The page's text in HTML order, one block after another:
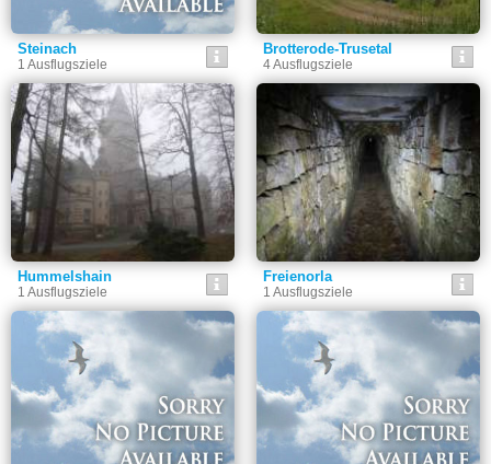
Steinach
1 Ausflugsziele
Brotterode-Trusetal
4 Ausflugsziele
Hummelshain
1 Ausflugsziele
Freienorla
1 Ausflugsziele